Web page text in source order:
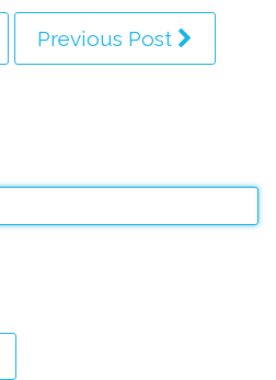
Previous Post